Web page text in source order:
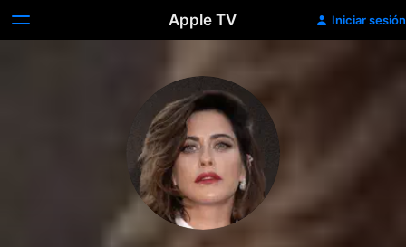
Apple TV Iniciar sesión